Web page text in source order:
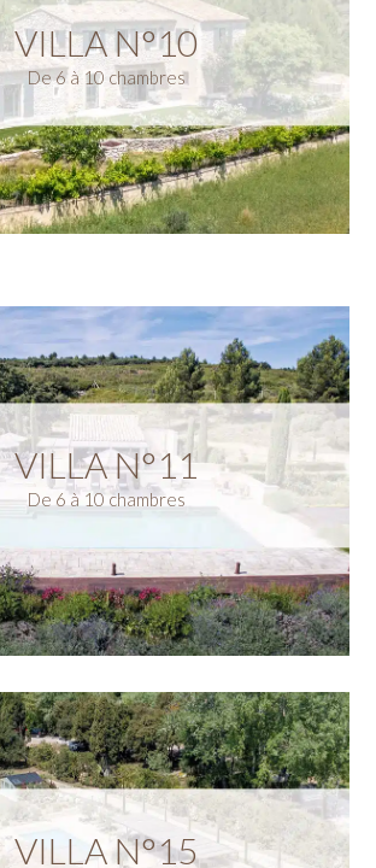
VILLA N°10
De 6 à 10 chambres
VILLA N°11
De 6 à 10 chambres
VILLA N°15